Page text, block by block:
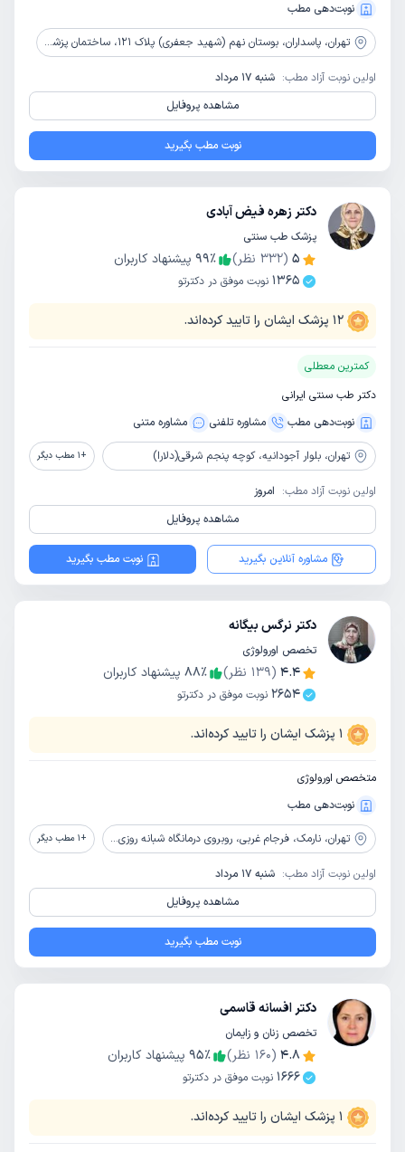
نوبت‌دهی مطب
تهران، پاسداران، بوستان نهم (شهید جعفری) پلاک 121، ساختمان پزشکان مهرگان، طبقه 5، واحد 24
اولین نوبت آزاد مطب: شنبه 17 مرداد
مشاهده پروفایل
نوبت مطب بگیرید
دکتر زهره فیض آبادی
پزشک طب سنتی
5
(
332 نظر) 99٪
پیشنهاد کاربران
1365 نوبت موفق در دکترتو
12 پزشک ایشان را تایید کرده‌اند.
کمترین معطلی
دکتر طب سنتی ایرانی
نوبت‌دهی مطب
مشاوره‌ تلفنی مشاوره‌ متنی
تهران، بلوار آجودانیه، کوچه پنجم شرقی(دلارا) +
1 مطب دیگر
اولین نوبت آزاد مطب: امروز
مشاهده پروفایل
مشاوره آنلاین بگیرید نوبت مطب بگیرید
دکتر نرگس بیگانه
تخصص اورولوژی
4.4
(
139 نظر) 88٪
پیشنهاد کاربران
2654 نوبت موفق در دکترتو
1 پزشک ایشان را تایید کرده‌اند.
متخصص اورولوژی
نوبت‌دهی مطب
تهران، نارمک، فرجام غربی، روبروی درمانگاه شبانه روزی فرجام، ساختمان شقایق پلاک 948، طبقه 1، واحد 3 +
1 مطب دیگر
اولین نوبت آزاد مطب: شنبه 17 مرداد
مشاهده پروفایل
نوبت مطب بگیرید
دکتر افسانه قاسمی
تخصص زنان و زایمان
4.8
(
160 نظر) 95٪
پیشنهاد کاربران
1666 نوبت موفق در دکترتو
1 پزشک ایشان را تایید کرده‌اند.